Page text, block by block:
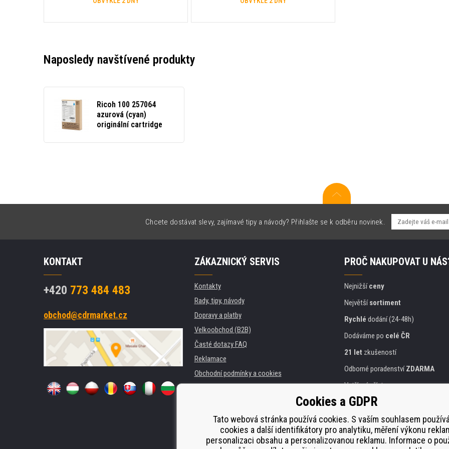
Naposledy navštívené produkty
Ricoh 100 257064
azurová (cyan)
originální cartridge
Chcete dostávat slevy, zajímavé tipy a návody? Přihlašte se k odběru novinek.
KONTAKT
+420 773 484 483
obchod@cdrmarket.cz
ZÁKAZNICKÝ SERVIS
Kontakty
Rady, tipy, návody
Dopravy a platby
Velkoobchod (B2B)
Časté dotazy FAQ
Reklamace
Obchodní podmínky a cookies
Pronájem tiskáren
Náhradní plnění
Odstoupení od smlouvy
PROČ NAKUPOVAT U
Nejnižšíceny
Největšísortiment
Rychlé dodání (24-48h)
Dodáváme po celé ČR
21 let zkušeností
Odborné poradenstvíZDARMA
Vstřícný přístup
Zlatýcertifikát
Bezpečnéon-line platby
Cookies a GDPR
Tato webová stránka používá cookies. S vaším souhlasem
cookies a další identifikátory pro analytiku, měření výkonu
personalizaci obsahu a personalizovanou reklamu. Informace o